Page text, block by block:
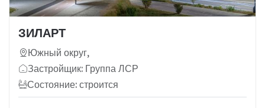
ЗИЛАРТ
Южный округ,
Застройщик: Группа ЛСР
Состояние: строится